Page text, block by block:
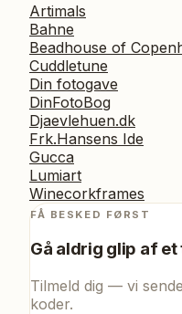
Artimals
Bahne
Beadhouse of
Cuddletune
Din fotogave
DinFotoBog
Djaevlehuen.dk
Frk.Hansens Ide
Gucca
Lumiart
Winecorkframes
FÅ BESKED FØRST
Gå aldrig glip af
Tilmeld dig — vi
koder.